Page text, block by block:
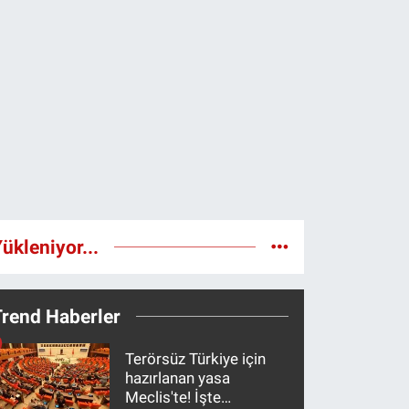
Haberler
Terörsüz Türkiye için
hazırlanan yasa
Meclis'te! İşte